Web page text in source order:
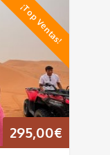
¡Top Ventas!
295,00€